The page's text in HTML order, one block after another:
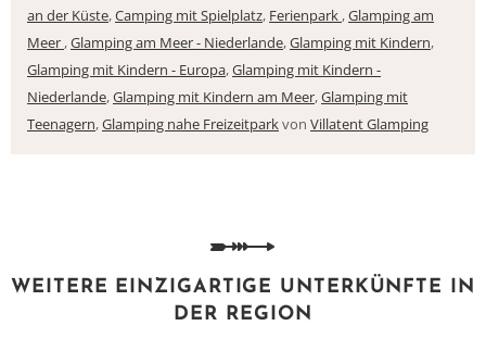
an der Küste,Camping mit Spielplatz, Ferienpark ,Glamping am
Meer ,Glamping am Meer - Niederlande,Glamping mit Kindern,
Glamping mit Kindern - Europa,Glamping mit Kindern -
Niederlande,Glamping mit Kindern am Meer,Glamping mit
Teenagern,Glamping nahe Freizeitparkvon Villatent Glamping
WEITERE EINZIGARTIGE UNTERKÜNFTE IN
DER REGION